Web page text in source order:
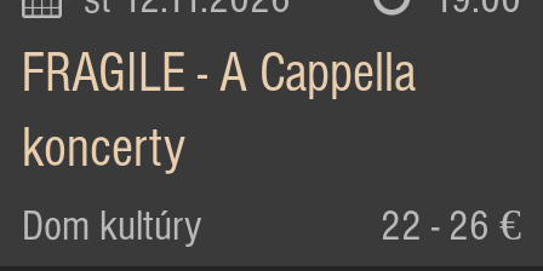
FRAGILE - A Cappella
koncerty
Dom kultúry 22 - 26 €